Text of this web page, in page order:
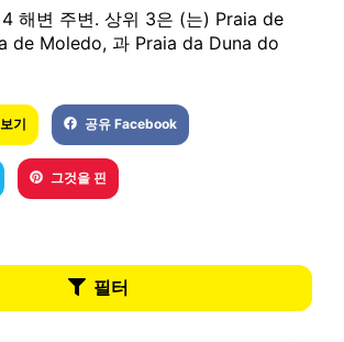
해변 주변. 상위 3은 (는) Praia de
de Moledo, 과 Praia da Duna do
기 공유 Facebook
그것을 핀
필터